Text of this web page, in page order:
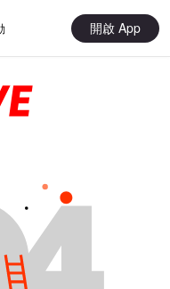
開啟 App